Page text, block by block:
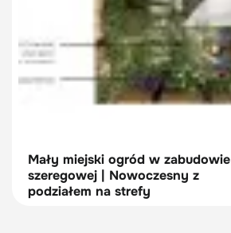
Mały miejski ogród w zabudowie
szeregowej | Nowoczesny z
podziałem na strefy